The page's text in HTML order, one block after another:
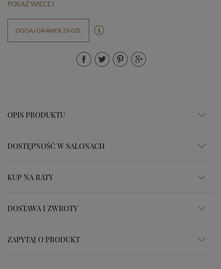
POKAŻ WIĘCEJ
DODAJ GRAWER ZA 0ZŁ
OPIS PRODUKTU
DOSTĘPNOŚĆ W SALONACH
KUP NA RATY
DOSTAWA I ZWROTY
ZAPYTAJ O PRODUKT